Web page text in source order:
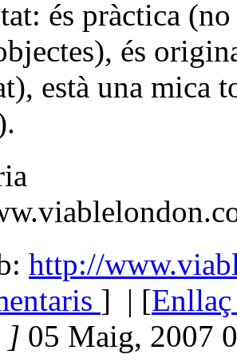
és pràctica
és
està una mica
http://
] | [Enllaç
] 05 Maig, 2007